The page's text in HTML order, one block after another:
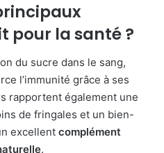
pour la santé ?
du sucre dans le sang,
l’immunité grâce à ses
rapportent également une
de fringales et un bien-
excellent complément
.